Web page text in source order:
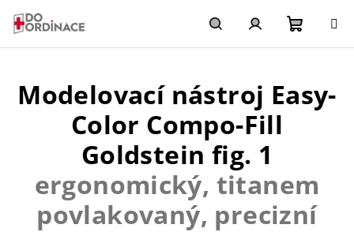
obsah
HledatPřihlášení
košík
Modelovací nástroj Easy-
Color Compo-Fill
Goldstein fig. 1
ergonomický, titanem
povlakovaný, precizní